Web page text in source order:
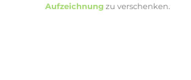
Aufzeichnung zu verschenken.